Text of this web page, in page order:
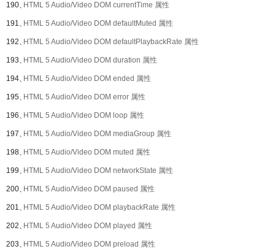
190、HTML 5 Audio/Video DOM currentTime 属性
191、HTML 5 Audio/Video DOM defaultMuted 属性
192、HTML 5 Audio/Video DOM defaultPlaybackRate 属性
193、HTML 5 Audio/Video DOM duration 属性
194、HTML 5 Audio/Video DOM ended 属性
195、HTML 5 Audio/Video DOM error 属性
196、HTML 5 Audio/Video DOM loop 属性
197、HTML 5 Audio/Video DOM mediaGroup 属性
198、HTML 5 Audio/Video DOM muted 属性
199、HTML 5 Audio/Video DOM networkState 属性
200、HTML 5 Audio/Video DOM paused 属性
201、HTML 5 Audio/Video DOM playbackRate 属性
202、HTML 5 Audio/Video DOM played 属性
203、HTML 5 Audio/Video DOM preload 属性